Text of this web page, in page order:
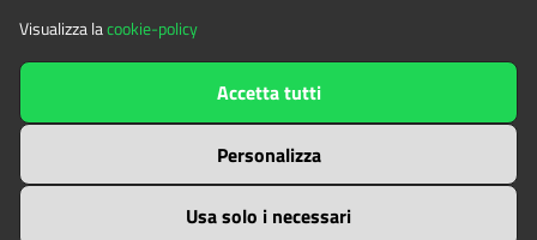
The contents of this websitebyEnte di gestione delle aree
protette delle Alpi Cozieis licensed under
Attribution-NonCommercial-NoDerivatives 4.0 International
Visualizza lacookie-policy
Usa solo i necessari
Personalizza
Accetta tutti